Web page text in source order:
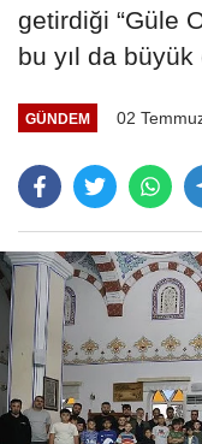
getirdiği “Güle
bu yıl da
GÜNDEM 02